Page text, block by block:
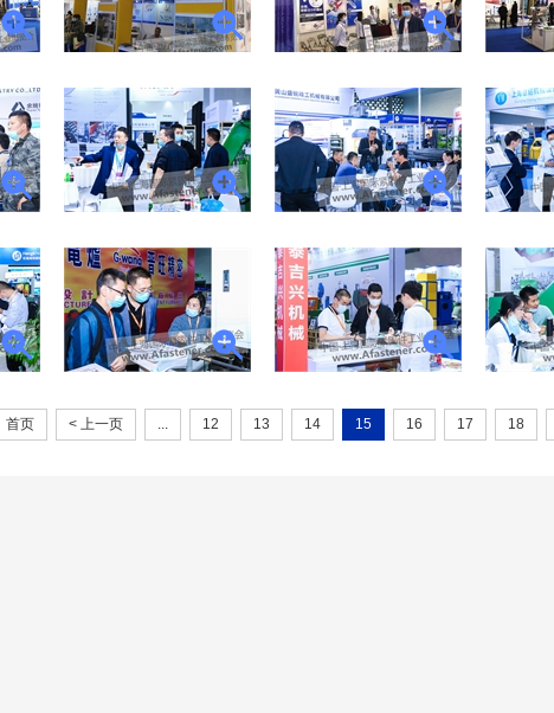
首页 < 上一页 12 13 14 15 16 17 18